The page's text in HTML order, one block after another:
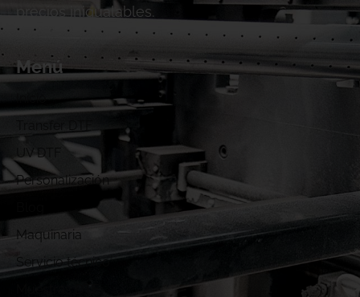
precios inigualables.
Menú
UV DTF
Personalización
Maquinaria
Servicio técnico